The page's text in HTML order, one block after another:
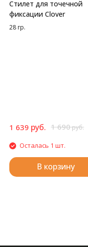
Стилет для точечной
фиксации Clover
28 гр.
1 639 руб. 1 690руб.
Осталась 1 шт.
В корзину